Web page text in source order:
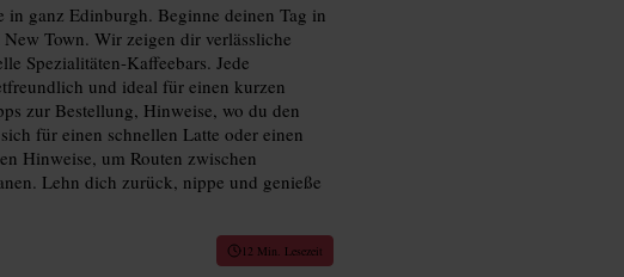
ganz Edinburgh. Beginne deinen Tag in
Town. Wir zeigen dir verlässliche
Spezialitäten-Kaffeebars. Jede
und ideal für einen kurzen
zur Bestellung, Hinweise, wo du den
für einen schnellen Latte oder einen
Hinweise, um Routen zwischen
Lehn dich zurück, nippe und genieße
12 Min. Lesezeit